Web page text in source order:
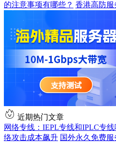
的注意事项有哪些？ 香港高防服
近期热门文章
网络专线：IEPL专线和IPLC专线
络攻击成本飙升 国外永久免费